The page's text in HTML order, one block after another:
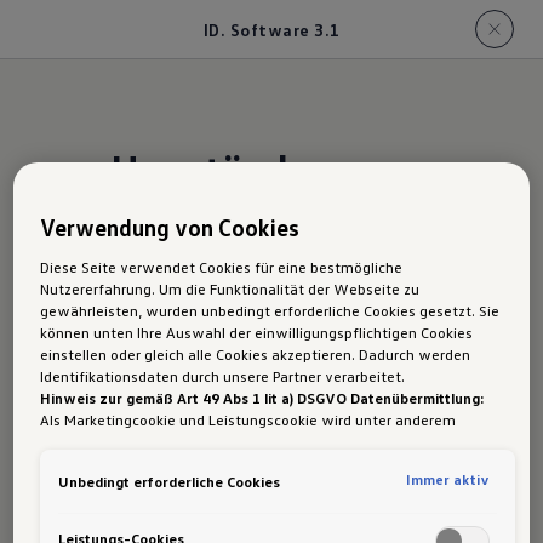
ID. Software 3.1
Hauptänderungen
ID. Software 3.1
Mit diesem Update erhält dein ID. Modell eine
Reihe neuer Funktionen und Verbesserungen,
insbesondere im Bereich des Ladens, die dir mehr
Komfort bringen können. Dies ist für dich
kostenfrei. Viele dieser Verbesserungen basieren
Auf Wunsch authentifiziert
Verwendung von Cookies
Diese Seite verwendet Cookies für eine bestmögliche
Nutzererfahrung. Um die Funktionalität der Webseite zu
gewährleisten, wurden unbedingt erforderliche Cookies gesetzt. Sie
können unten Ihre Auswahl der einwilligungspflichtigen Cookies
einstellen oder gleich alle Cookies akzeptieren. Dadurch werden
Identifikationsdaten durch unsere Partner verarbeitet.
Hinweis zur gemäß Art 49 Abs 1 lit a) DSGVO Datenübermittlung:
Als Marketingcookie und Leistungscookie wird unter anderem
Daten in die USA (insbesondere dort an die Google LLC) weitergibt.
Unbedingt erforderliche Cookies Immer aktiv
Leistungs-Cookies